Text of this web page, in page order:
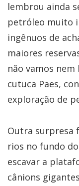
lembrou ainda
petróleo muito
ingênuos de
maiores
não vamos
cutuca Paes,
exploração de
Outra surpresa
rios no fundo
escavar a
cânions